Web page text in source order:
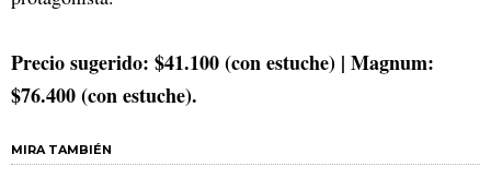
Precio sugerido: $41.100 (con estuche) | Magnum:
$76.400 (con estuche).
MIRA TAMBIÉN